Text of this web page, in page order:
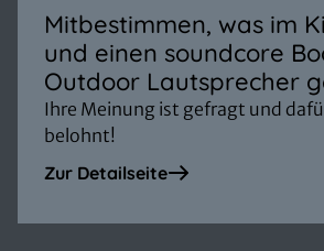
Mitbestimmen, was im
und einen soundcore
Outdoor Lautsprecher
Ihre Meinung ist gefragt und
belohnt!
Zur Detailseite